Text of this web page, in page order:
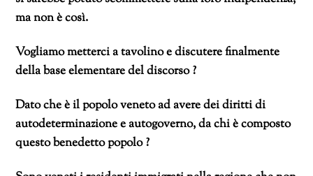
ma non è così.
Vogliamo metterci a tavolino e discutere finalmente
della base elementare del discorso ?
Dato che è il popolo veneto ad avere dei diritti di
autodeterminazione e autogoverno, da chi è composto
questo benedetto popolo ?